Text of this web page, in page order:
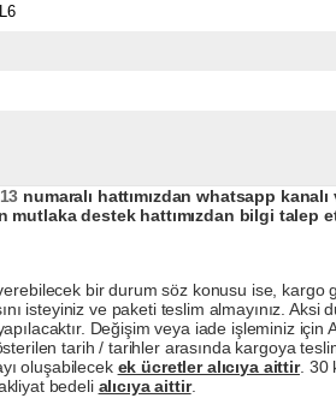
numaralı hattımızdan whatsapp
destek hattımızdan bilgi talep
bir durum söz konusu ise,
isteyiniz ve paketi teslim almayınız. Aksi
Değişim veya iade işleminiz için
tarih / tarihler arasında kargoya
oluşabilecek ek ücretler alıcıya aittir. 30
bedeli alıcıya aittir.